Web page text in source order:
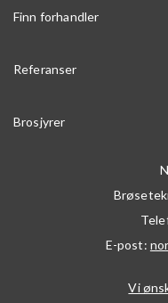
Finn forhandler
Referanser
Brosjyrer
E-post:
Vi